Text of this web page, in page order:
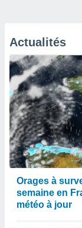
Actualités
Orages à
semaine en
météo à jour